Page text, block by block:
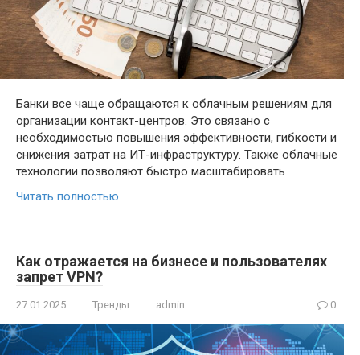
Банки все чаще обращаются к облачным решениям для
организации контакт-центров. Это связано с
необходимостью повышения эффективности, гибкости и
снижения затрат на ИТ-инфраструктуру. Также облачные
технологии позволяют быстро масштабировать
Читать полностью
Как отражается на бизнесе и пользователях
запрет VPN?
27.01.2025 Тренды admin 0